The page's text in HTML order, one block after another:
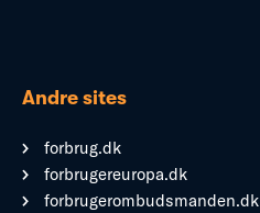
Andre sites
forbrug.dk
forbrugereuropa.dk
forbrugerombudsmanden.dk